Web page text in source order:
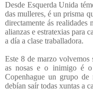
Desde Esquerda Unida
das mulleres, é un prisma
directamente ás realidades
alianzas e estratexias para
a día a clase traballadora.
Este 8 de marzo volvemos
as nosas e o inimigo é
Copenhague un grupo de
debían saír todas xuntas a